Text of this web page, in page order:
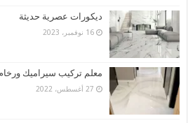
ديكورات عصرية حديثة
16 نوفمبر، 2023
معلم تركيب سيراميك
27 أغسطس، 2022